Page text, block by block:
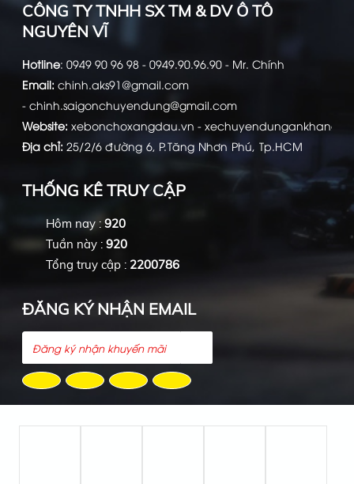
CÔNG TY TNHH SX TM & DV Ô TÔ
NGUYÊN VĨ
Hotline: 0949 90 96 98 - 0949.90.96.90 - Mr. Chính
Email: chinh.aks91@gmail.com
- chinh.saigonchuyendung@gmail.com
Website: xebonchoxangdau.vn -
Địa chỉ: 25/2/6 đường 6, P.Tăng Nhơn Phú, Tp.HCM
THỐNG KÊ TRUY CẬP
Hôm nay : 920
Tuần này : 920
Tổng truy cập : 2200786
ĐĂNG KÝ NHẬN EMAIL